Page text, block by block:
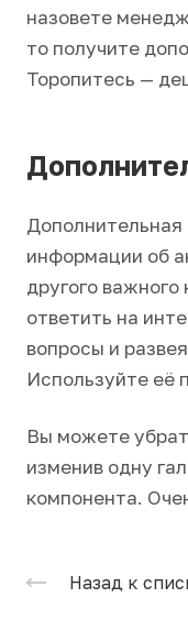
назовете
то получите
Торопитесь —
информации об
другого
ответить на
вопросы и
Используйте её
Вы можете
изменив одну
компонента.
Назад к